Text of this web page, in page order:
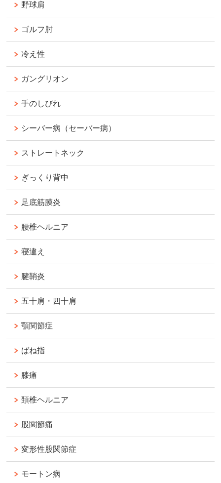
野球肩
ゴルフ肘
冷え性
ガングリオン
手のしびれ
シーバー病（セーバー病）
ストレートネック
ぎっくり背中
足底筋膜炎
腰椎ヘルニア
寝違え
腱鞘炎
五十肩・四十肩
顎関節症
ばね指
膝痛
頚椎ヘルニア
股関節痛
変形性股関節症
モートン病